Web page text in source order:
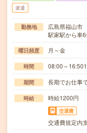
派遣
勤務地
広島県福山市
駅家駅から車
曜日頻度 月～金
時間 08:00～
期間 長期でお仕事
時給 時給1200円
交通費
交通費規定内